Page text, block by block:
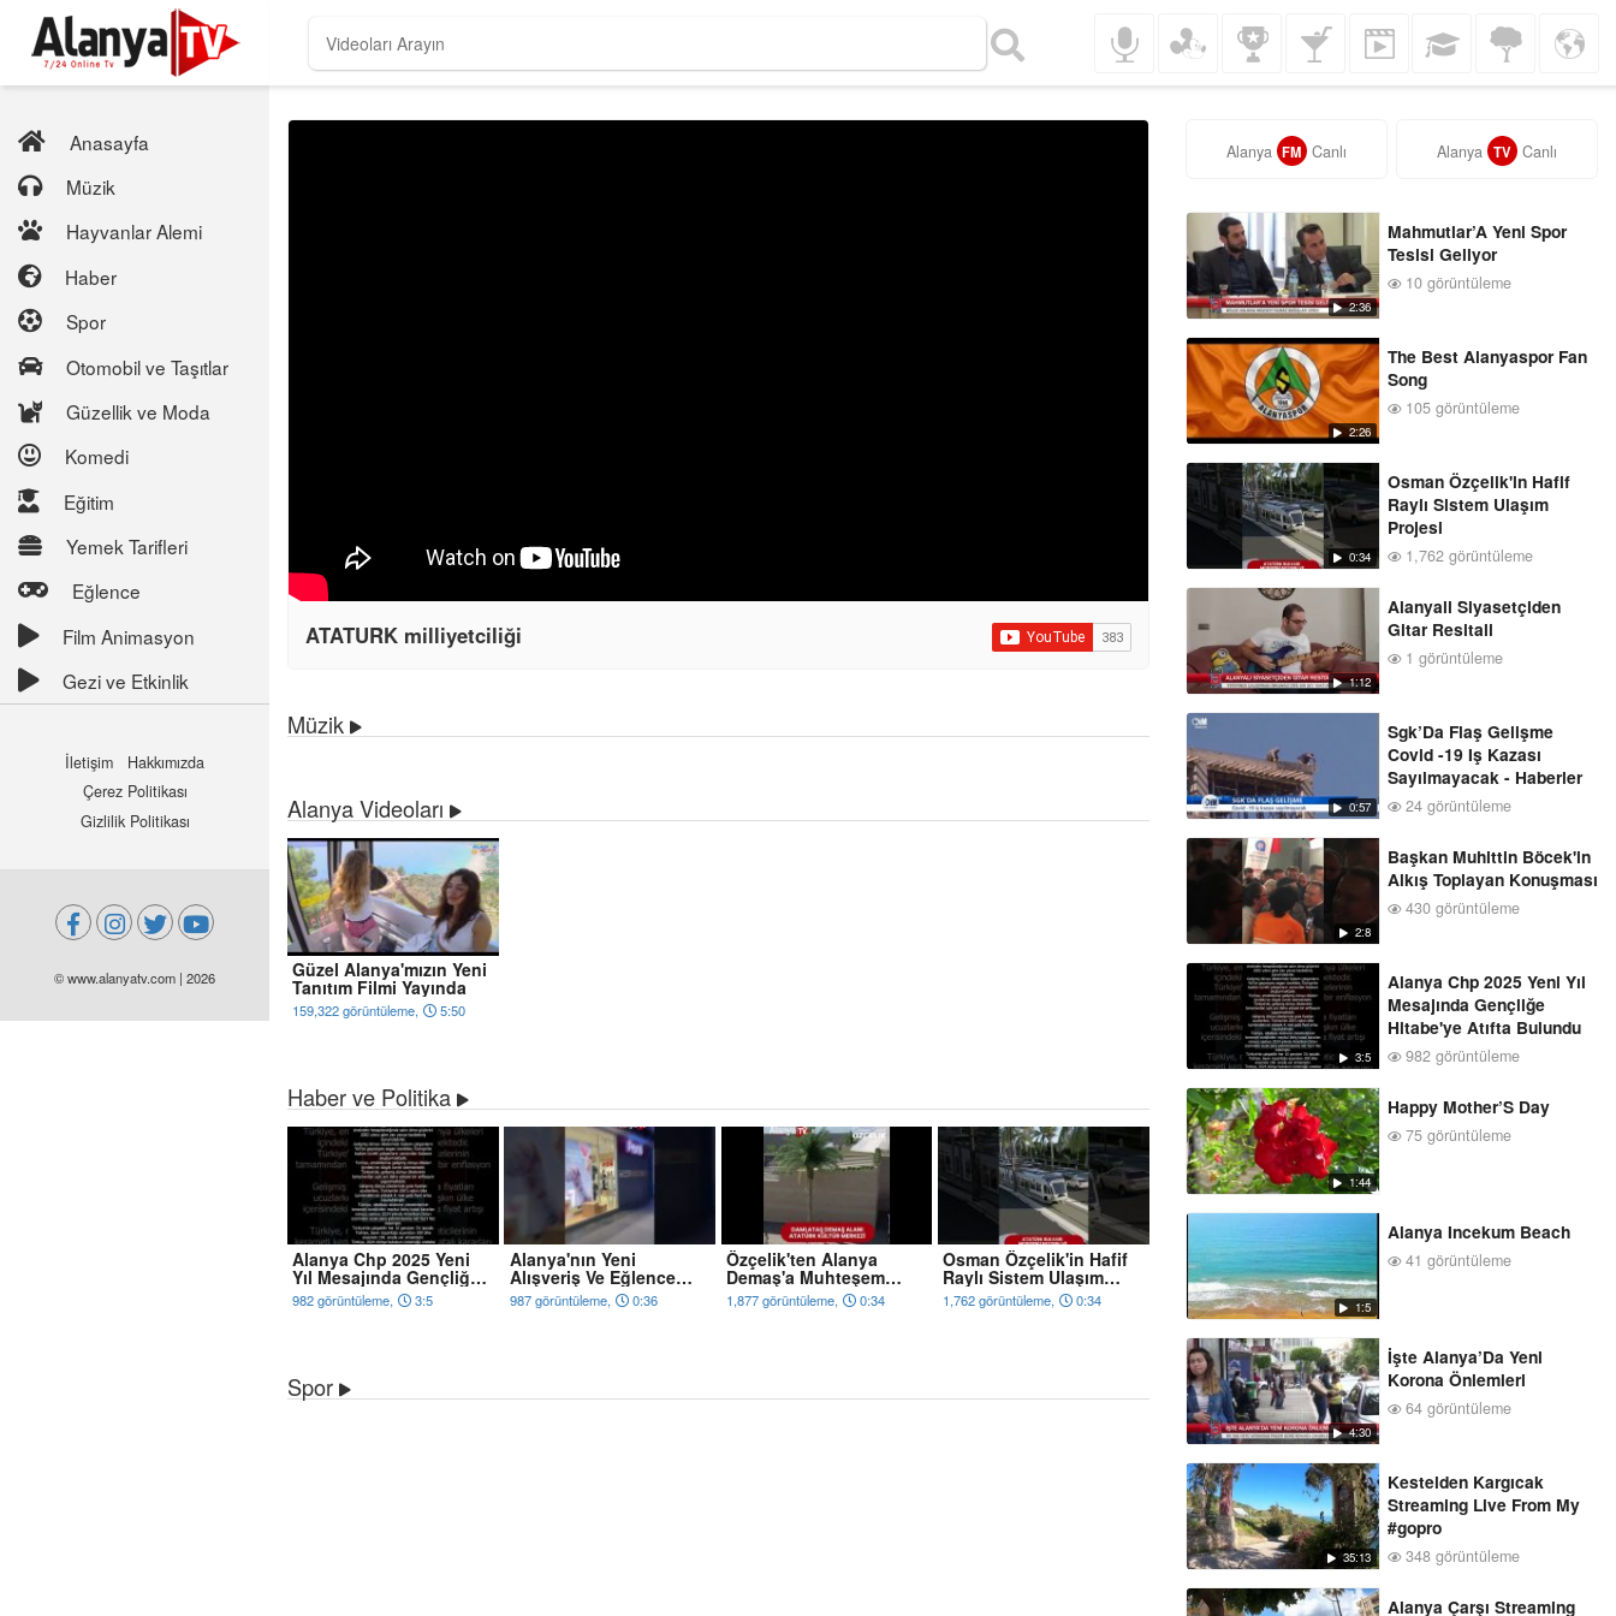
Anasayfa
Müzik
Hayvanlar Alemi
Haber
Spor
Otomobil ve Taşıtlar
Güzellik ve Moda
Komedi
Eğitim
Yemek Tarifleri
Eğlence
Film Animasyon
Gezi ve Etkinlik
İletişim
Hakkımızda
Çerez Politikası
Gizlilik Politikası
© www.alanyatv.com | 2026
ATATURK milliyetciliği
Müzik
Alanya Videoları
Güzel Alanya'mızın Yeni
Tanıtım Filmi Yayında
159,322 görüntüleme, 5:50
Haber ve Politika
Alanya Chp 2025 Yeni
Yıl Mesajında Gençliğe
Hitabe'ye Atıfta Bulundu
982 görüntüleme, 3:5
Alanya'nın Yeni
Alışveriş Ve Eğlence
Merkezi Kapılarını
Açıyor
987 görüntüleme, 0:36
Özçelik'ten Alanya
Demaş'a Muhteşem
Proje
1,877 görüntüleme, 0:34
Osman Özçelik'in Hafif
Raylı Sistem Ulaşım
Projesi
1,762 görüntüleme, 0:34
Spor
Alanya FM Canlı Alanya TV Canlı
2:36
Mahmutlar’A Yeni Spor
Tesisi Geliyor
10 görüntüleme
2:26
The Best Alanyaspor Fan
Song
105 görüntüleme
0:34
Osman Özçelik'in Hafif
Raylı Sistem Ulaşım
Projesi
1,762 görüntüleme
1:12
Alanyali Siyasetçiden
Gitar Resitali
1 görüntüleme
0:57
Sgk’Da Flaş Gelişme
Covid -19 Iş Kazası
Sayılmayacak - Haberler
24 görüntüleme
2:8
Başkan Muhittin Böcek'in
Alkış Toplayan Konuşması
430 görüntüleme
3:5
Alanya Chp 2025 Yeni Yıl
Mesajında Gençliğe
Hitabe'ye Atıfta Bulundu
982 görüntüleme
1:44
Happy Mother’S Day
75 görüntüleme
1:5
Alanya Incekum Beach
41 görüntüleme
4:30
İşte Alanya’Da Yeni
Korona Önlemleri
64 görüntüleme
35:13
Kestelden Kargıcak
Streaming Live From My
#gopro
348 görüntüleme
Alanya Çarşı Streaming